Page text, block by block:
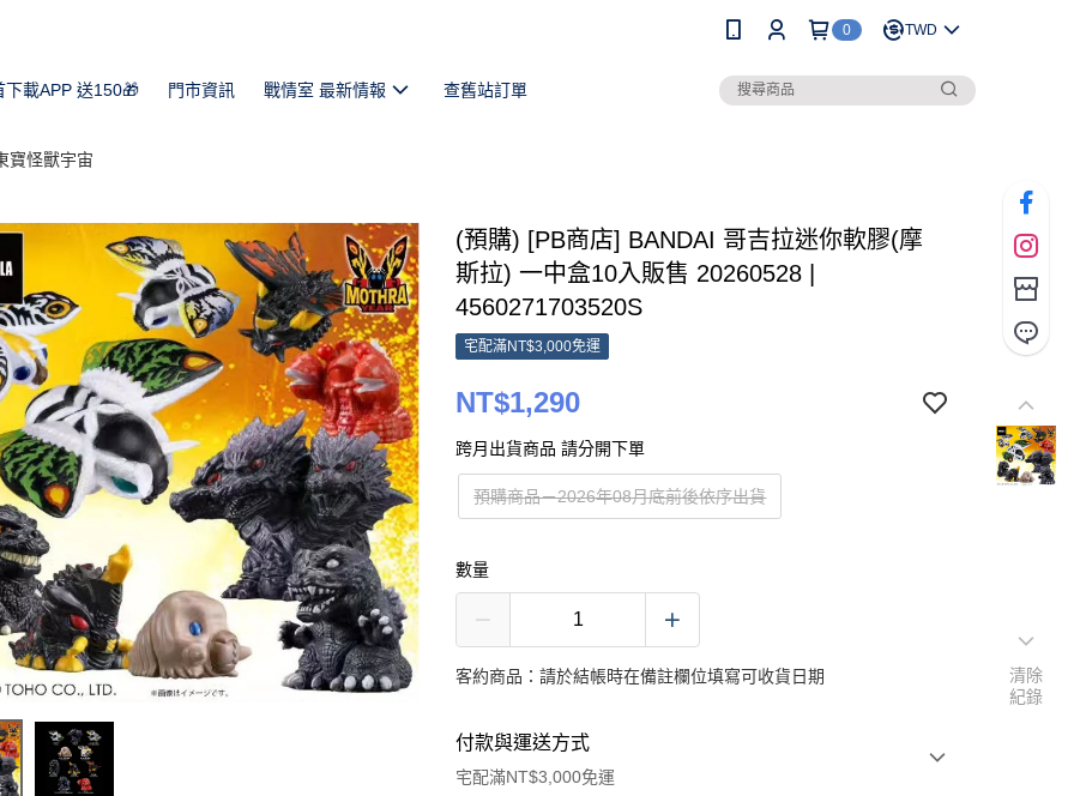
0 TWD
下載APP 送150🎁 門市資訊 戰情室 最新情報 查舊站訂單
寶怪獸宇宙
(預購) [PB商店] BANDAI 哥吉拉迷你軟膠(摩
斯拉) 一中盒10入販售 20260528 |
4560271703520S
宅配滿NT$3,000免運
NT$1,290
跨月出貨商品 請分開下單
預購商品－2026年08月底前後依序出貨
數量
客約商品：請於結帳時在備註欄位填寫可收貨日期
付款與運送方式
宅配滿NT$3,000免運
清除
紀錄